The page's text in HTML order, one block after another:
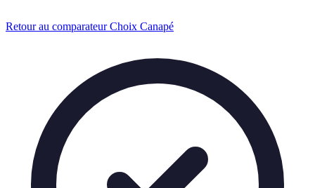
Retour au comparateur Choix Canapé